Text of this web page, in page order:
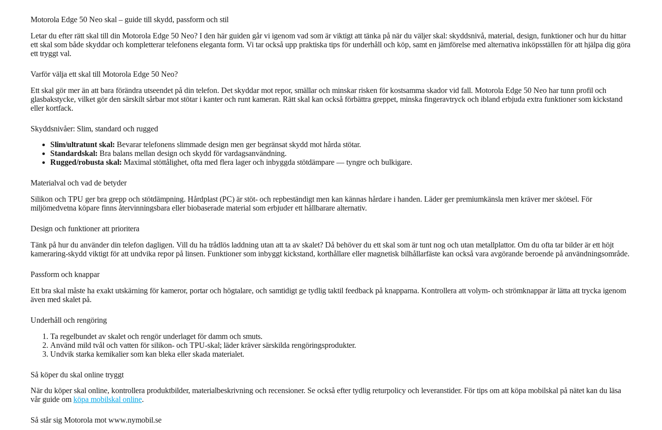
Motorola Edge 50 Neo skal – guide till skydd, passform och stil
Letar du efter rätt skal till din Motorola Edge 50 Neo? I den här guiden går vi igenom vad som är viktigt att tänka på när du väljer skal: skyddsnivå, material, design, funktioner och hur du hittar
ett skal som både skyddar och kompletterar telefonens eleganta form. Vi tar också upp praktiska tips för underhåll och köp, samt en jämförelse med alternativa inköpsställen för att hjälpa dig göra
ett tryggt val.
Varför välja ett skal till Motorola Edge 50 Neo?
Ett skal gör mer än att bara förändra utseendet på din telefon. Det skyddar mot repor, smällar och minskar risken för kostsamma skador vid fall. Motorola Edge 50 Neo har tunn profil och
glasbakstycke, vilket gör den särskilt sårbar mot stötar i kanter och runt kameran. Rätt skal kan också förbättra greppet, minska fingeravtryck och ibland erbjuda extra funktioner som kickstand
eller kortfack.
Skyddsnivåer: Slim, standard och rugged
Slim/ultratunt skal: Bevarar telefonens slimmade design men ger begränsat skydd mot hårda stötar.
Standardskal: Bra balans mellan design och skydd för vardagsanvändning.
Rugged/robusta skal: Maximal stöttålighet, ofta med flera lager och inbyggda stötdämpare — tyngre och bulkigare.
Materialval och vad de betyder
Silikon och TPU ger bra grepp och stötdämpning. Hårdplast (PC) är stöt- och repbeständigt men kan kännas hårdare i handen. Läder ger premiumkänsla men kräver mer skötsel. För
miljömedvetna köpare finns återvinningsbara eller biobaserade material som erbjuder ett hållbarare alternativ.
Design och funktioner att prioritera
Tänk på hur du använder din telefon dagligen. Vill du ha trådlös laddning utan att ta av skalet? Då behöver du ett skal som är tunt nog och utan metallplattor. Om du ofta tar bilder är ett höjt
kameraring-skydd viktigt för att undvika repor på linsen. Funktioner som inbyggt kickstand, korthållare eller magnetisk bilhållarfäste kan också vara avgörande beroende på användningsområde.
Passform och knappar
Ett bra skal måste ha exakt utskärning för kameror, portar och högtalare, och samtidigt ge tydlig taktil feedback på knapparna. Kontrollera att volym- och strömknappar är lätta att trycka igenom
även med skalet på.
Underhåll och rengöring
Ta regelbundet av skalet och rengör underlaget för damm och smuts.
Använd mild tvål och vatten för silikon- och TPU-skal; läder kräver särskilda rengöringsprodukter.
Undvik starka kemikalier som kan bleka eller skada materialet.
Så köper du skal online tryggt
När du köper skal online, kontrollera produktbilder, materialbeskrivning och recensioner. Se också efter tydlig returpolicy och leveranstider. För tips om att köpa mobilskal på nätet kan du läsa
vår guide om köpa mobilskal online.
Så står sig Motorola mot www.nymobil.se